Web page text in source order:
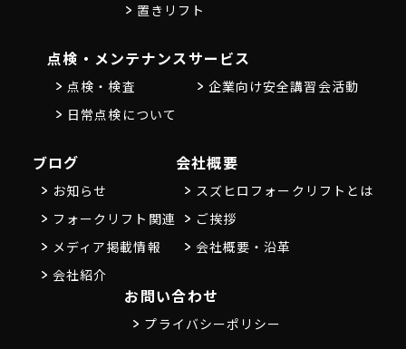
置きリフト
点検・メンテナンス
点検・検査
日常点検について
サービス
企業向け安全講習会活動
ブログ
お知らせ
フォークリフト関連
メディア掲載情報
会社紹介
会社概要
スズヒロフォークリフトとは
ご挨拶
会社概要・沿革
お問い合わせ
プライバシーポリシー